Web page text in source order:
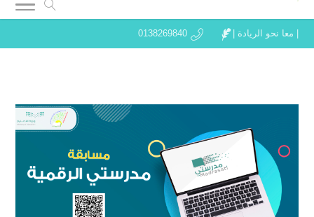
| معا نحو الريادة | 0138269840